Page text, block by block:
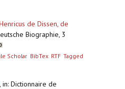
de Dissen, de
Biographie, 3
Scholar BibTex RTF Tagged
, in: Dictionnaire de